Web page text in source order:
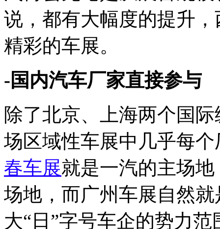
说，都有大幅度的提升
精彩的车展。
-国内汽车厂家直接参与
除了北京、上海两个国
场区域性车展中几乎每
春车展就是一汽的主场
场地，而广州车展自然
大“日”字号车企的势力范